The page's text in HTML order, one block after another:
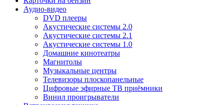
Аудио-видео
DVD плееры
Акустические системы 2.0
Акустические системы 2.1
Акустические системы 1.0
Домашние кинотеатры
Магнитолы
Музыкальные центры
Телевизоры плоскопанельные
Цифровые эфирные ТВ приёмники
Винил проигрыватели